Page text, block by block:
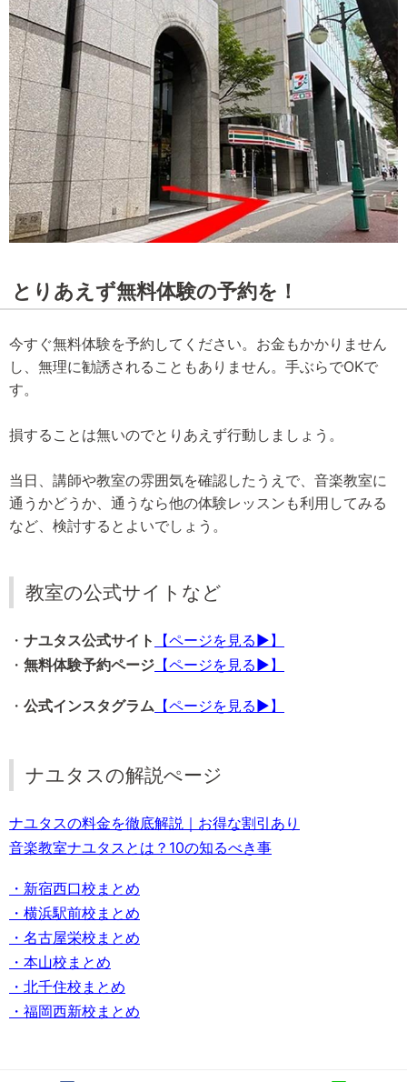
とりあえず無料体験の予約を！
今すぐ無料体験を予約してください。お金もかかりません
し、無理に勧誘されることもありません。手ぶらでOKで
す。
損することは無いのでとりあえず行動しましょう。
当日、講師や教室の雰囲気を確認したうえで、音楽教室に
通うかどうか、通うなら他の体験レッスンも利用してみる
など、検討するとよいでしょう。
教室の公式サイトなど
・ ナユタス公式サイト
【ページを見る▶】
・ 無料体験予約ページ 【ページを見る▶】
・ 公式インスタグラム 【ページを見る▶】
ナユタスの解説ぺージ
ナユタスの料金を徹底解説｜お得な割引あり
音楽教室ナユタスとは？10の知るべき事
・新宿西口校まとめ
・横浜駅前校まとめ
・名古屋栄校まとめ
・本山校まとめ
・北千住校まとめ
・福岡西新校まとめ